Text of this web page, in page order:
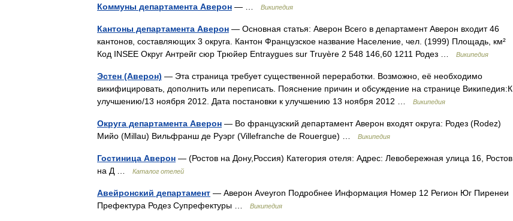
Коммуны департамента Аверон — … Википедия
Кантоны департамента Аверон — Основная статья: Аверон Всего в департамент Аверон входит 46
кантонов, составляющих 3 округа. Кантон Французское название Население, чел. (1999) Площадь, км²
Код INSEE Округ Антрейг сюр Трюйер Entraygues sur Truyère 2 548 146,60 1211 Родез …
Википедия
Эстен (Аверон) — Эта страница требует существенной переработки. Возможно, её необходимо
викифицировать, дополнить или переписать. Пояснение причин и обсуждение на странице Википедия:К
улучшению/13 ноября 2012. Дата постановки к улучшению 13 ноября 2012 …
Википедия
Округа департамента Аверон — Во французский департамент Аверон входят округа: Родез (Rodez)
Мийо (Millau) Вильфранш де Руэрг (Villefranche de Rouergue) …
Википедия
Гостиница Аверон — (Ростов на Дону,Россия) Категория отеля: Адрес: Левобережная улица 16, Ростов
на Д …
Каталог отелей
Авейронский департамент — Аверон Aveyron Подробнее Информация Номер 12 Регион Юг Пиренеи
Префектура Родез Супрефектуры …
Википедия